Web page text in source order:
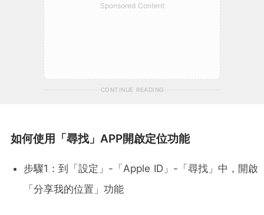
Sponsored Content
CONTINUE READING
如何使用「尋找」APP開啟定位功能
步驟1：到「設定」-「Apple ID」-「尋找」中，開啟
「分享我的位置」功能